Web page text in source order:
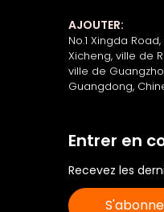
AJOUTER:
No.1 Xingda
Xicheng, ville de
ville de
Guangdong,
Entrer en
Recevez les